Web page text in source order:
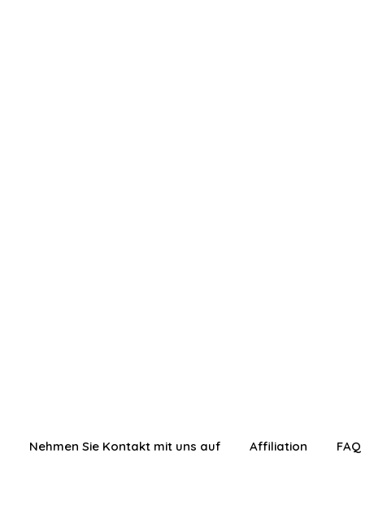
Nehmen Sie Kontakt mit uns auf Affiliation FAQ